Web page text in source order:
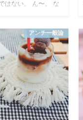
はない。 ん〜。 な
アンチ一般論